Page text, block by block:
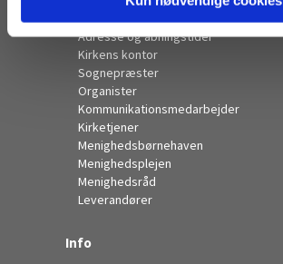
Adresse og åbningstider
Kirkens kontor
Sognepræster
Organister
Kommunikationsmedarbejder
Kirketjener
Menighedsbørnehaven
Menighedsplejen
Menighedsråd
Leverandører
Info